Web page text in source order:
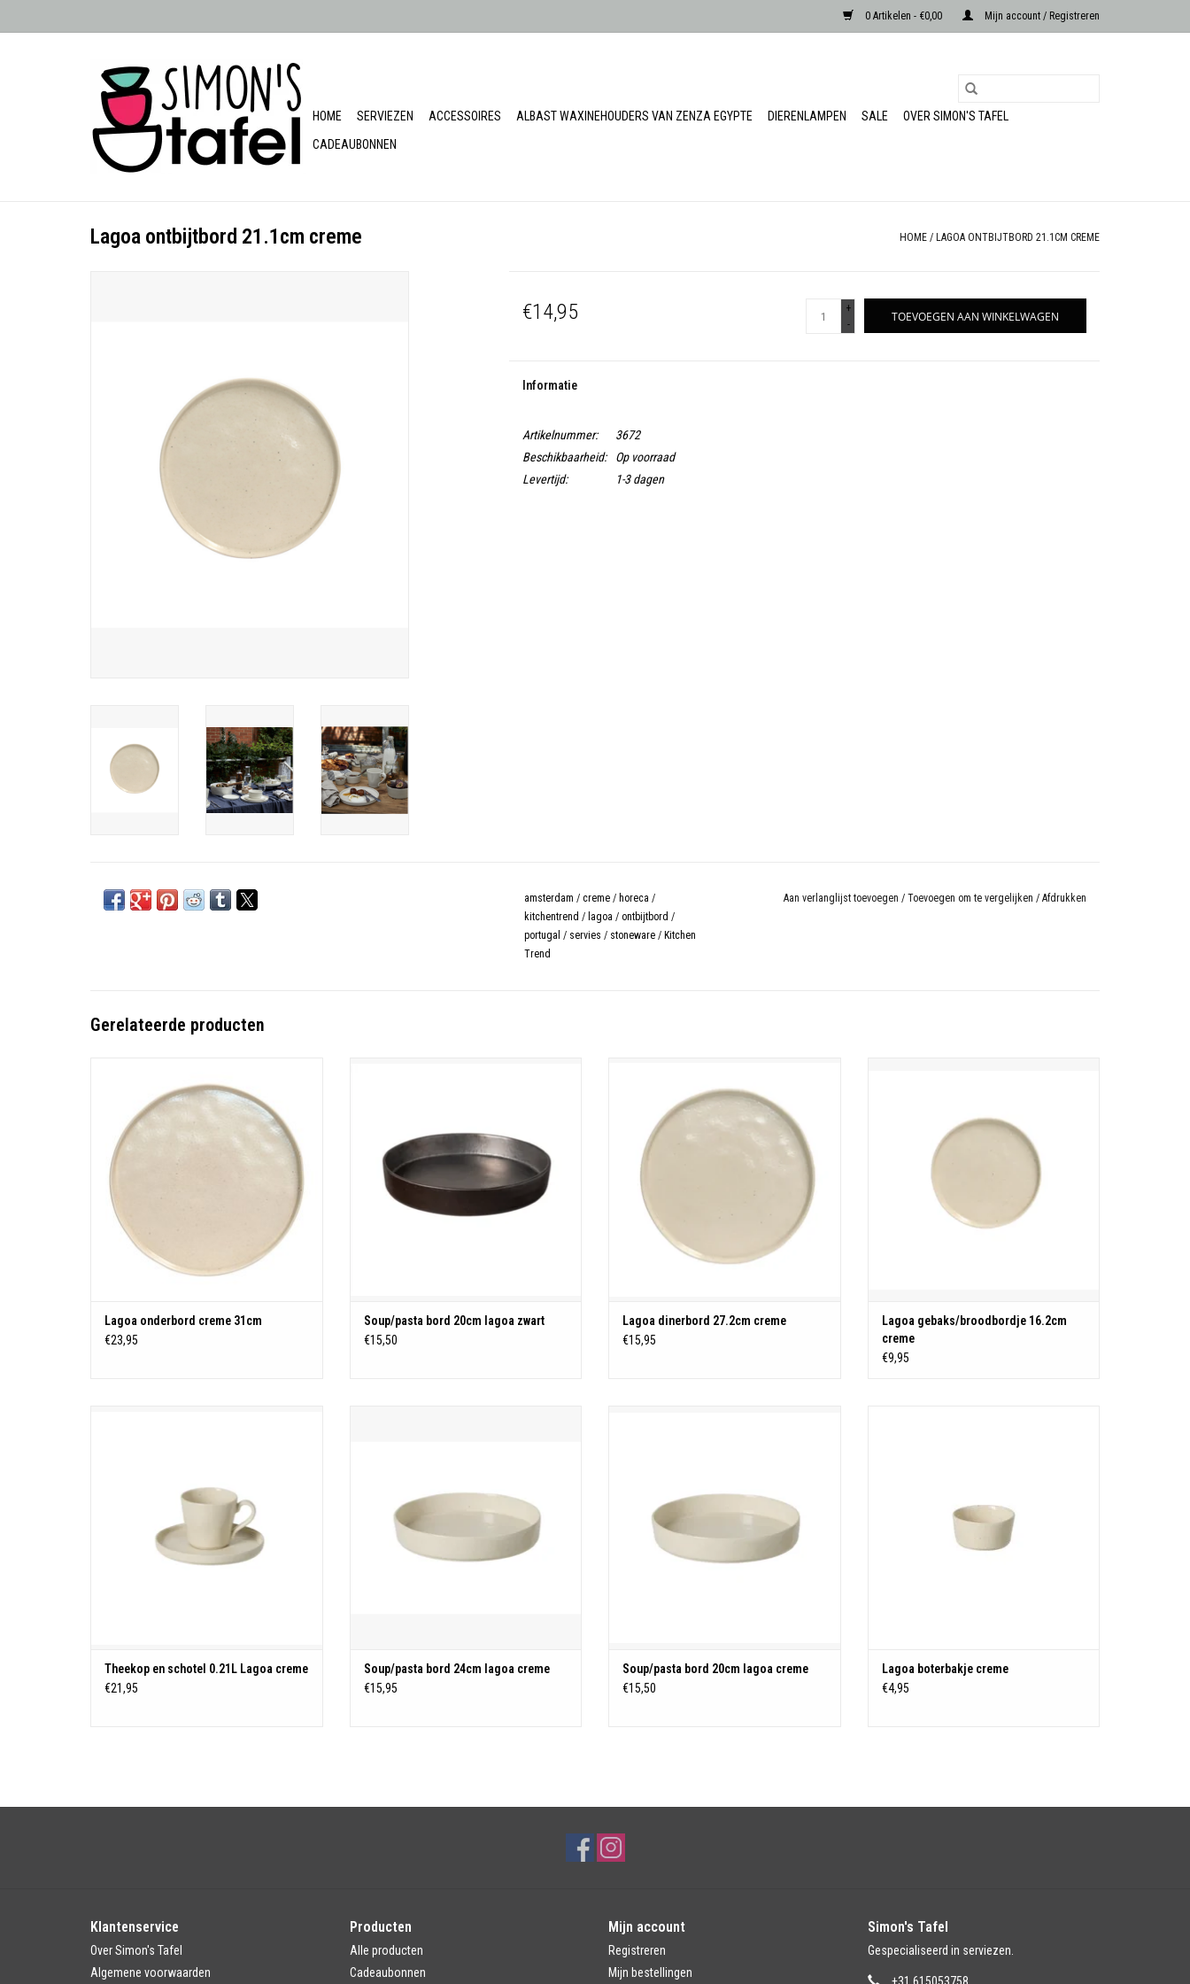
0 Artikelen - €0,00 Mijn account / Registreren
HOME SERVIEZEN ACCESSOIRES ALBAST WAXINEHOUDERS VAN ZENZA EGYPTE DIERENLAMPEN SALE
OVER SIMON'S TAFEL
CADEAUBONNEN
Lagoa ontbijtbord 21.1cm creme HOME / LAGOA ONTBIJTBORD 21.1CM CREME
€14,95
+
-
TOEVOEGEN AAN WINKELWAGEN
Informatie
Artikelnummer:
3672
Beschikbaarheid:
Op voorraad
Levertijd:
1-3 dagen
amsterdam / creme / horeca /
kitchentrend / lagoa / ontbijtbord /
portugal / servies / stoneware / Kitchen
Trend
Aan verlanglijst toevoegen / Toevoegen om te vergelijken / Afdrukken
Gerelateerde producten
Made in Portugal
31 x 31 x 2,5 cm
TOEVOEGEN AAN WINKELWAGEN
Lagoa onderbord creme 31cm
€23,95
Soup/pasta bord 20cm lagoa zwart
€15,50
TOEVOEGEN AAN WINKELWAGEN
Lagoa dinerbord 27.2cm creme
€15,95
Lagoa gebaks/broodbordje 16.2cm
creme
€9,95
Theekop en schotel 0.21L Lagoa creme
€21,95
Soup/pasta bord 24cm lagoa creme
€15,95
Soup/pasta bord 20cm lagoa creme
€15,50
Lagoa boterbakje creme
€4,95
Klantenservice
Over Simon's Tafel
Algemene voorwaarden
Producten
Alle producten
Cadeaubonnen
Mijn account
Registreren
Mijn bestellingen
Simon's Tafel
Gespecialiseerd in serviezen.